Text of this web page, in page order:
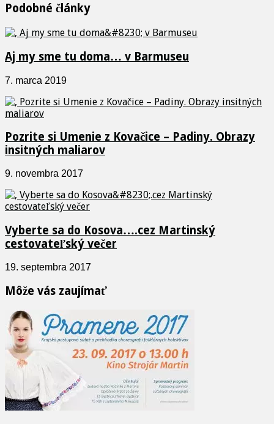
Podobné články
Aj my sme tu doma… v Barmuseu
7. marca 2019
Pozrite si Umenie z Kovačice – Padiny. Obrazy
insitných maliarov
9. novembra 2017
Vyberte sa do Kosova….cez Martinský
cestovateľský večer
19. septembra 2017
Môže vás zaujímať